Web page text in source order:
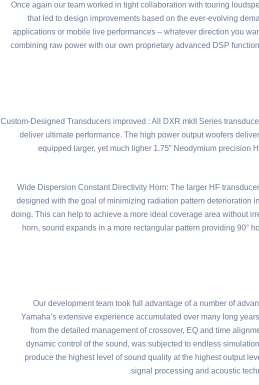
Once again our team worked in tight collaboration with touring
that led to design improvements based on the ever-evolving
applications or mobile live performances – whatever direction you
combining raw power with our own proprietary advanced DSP
Custom-Designed Transducers improved : All DXR mkII Series
deliver ultimate performance. The high power output woofers
equipped larger, yet much ligher 1.75” Neodymium precision
Wide Dispersion Constant Directivity Horn: The larger HF
designed with the goal of minimizing radiation pattern deterioration
doing. This can help to achieve a more ideal coverage area without
horn, sound expands in a more rectangular pattern providing 90°
Our development team took full advantage of a number of
Yamaha’s extensive experience accumulated over many long
from the detailed management of crossover, EQ and time
dynamic control of the sound, was subjected to endless
produce the highest level of sound quality at the highest output
signal processing and acoustic